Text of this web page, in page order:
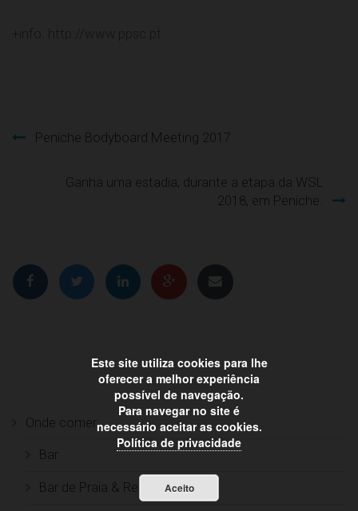
Peniche Bodyboard Meeting 2017
Ganha uma estadia, durante a etapa da WSL
2018, em Peniche.
Onde comer
Bar
Bar de Praia & Restaurante
Este site utiliza cookies para lhe
oferecer a melhor experiência
possível de navegação.
Para navegar no site é
necessário aceitar as cookies.
Política de privacidade
Aceito